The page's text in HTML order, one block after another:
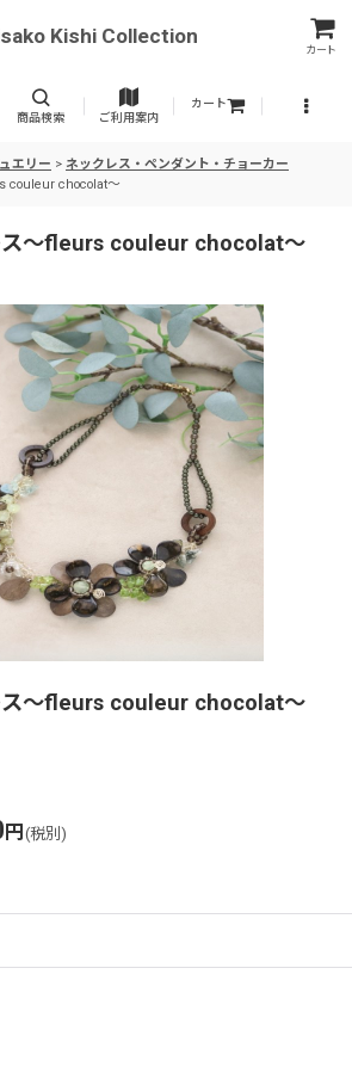
Kishi Collection
カート
商品検索 ご利用案内
カート
エリー > ネックレス・ペンダント・チョーカー
couleur chocolat〜
ス〜fleurs couleur chocolat〜
ス〜fleurs couleur chocolat〜
円 (税別)